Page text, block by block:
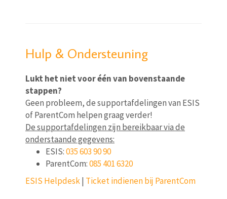
Hulp & Ondersteuning
Lukt het niet voor één van bovenstaande
stappen?
Geen probleem, de supportafdelingen van ESIS
of ParentCom helpen graag verder!
De supportafdelingen zijn bereikbaar via de
onderstaande gegevens:
ESIS:035 603 90 90
ParentCom:085 401 6320
ESIS Helpdesk| Ticket indienen bij ParentCom